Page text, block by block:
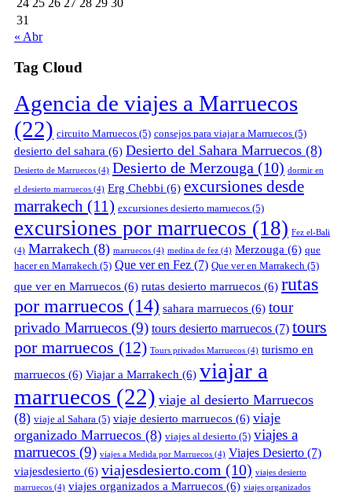
24 25 26 27 28 29 30
31
« Abr
Tag Cloud
Agencia de viajes a Marruecos
(22) circuito Marruecos (5) consejos para viajar a Marruecos (5)
desierto del sahara (6) Desierto del Sahara Marruecos (8)
Desierto de Marruecos (4) Desierto de Merzouga (10) dormir en
el desierto marruecos (4) Erg Chebbi (6) excursiones desde
marrakech (11) excursiones desierto marruecos (5)
excursiones por marruecos (18) Fez el-Bali
(4) Marrakech (8) marruecos (4) medina de fez (4) Merzouga (6) que
hacer en Marrakech (5) Que ver en Fez (7) Que ver en Marrakech (5)
que ver en Marruecos (6) rutas desierto marruecos (6) rutas
por marruecos (14) sahara marruecos (6) tour
privado Marruecos (9) tours desierto marruecos (7) tours
por marruecos (12) Tours privados Marruecos (4) turismo en
marruecos (6) Viajar a Marrakech (6) viajar a
marruecos (22) viaje al desierto Marruecos
(8) viaje al Sahara (5) viaje desierto marruecos (6) viaje
organizado Marruecos (8) viajes al desierto (5) viajes a
marruecos (9) viajes a Medida por Marruecos (4) Viajes Desierto (7)
viajesdesierto (6) viajesdesierto.com (10) viajes desierto
marruecos (4) viajes organizados a Marruecos (6) viajes organizados